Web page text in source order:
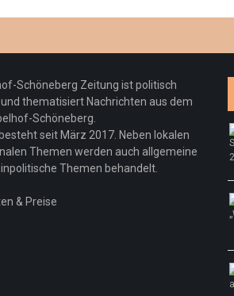
Schöneberg Zeitung ist politisch
thematisiert Nachrichten aus dem
Schöneberg.
seit März 2017. Neben lokalen
Themen werden auch allgemeine
Themen behandelt.